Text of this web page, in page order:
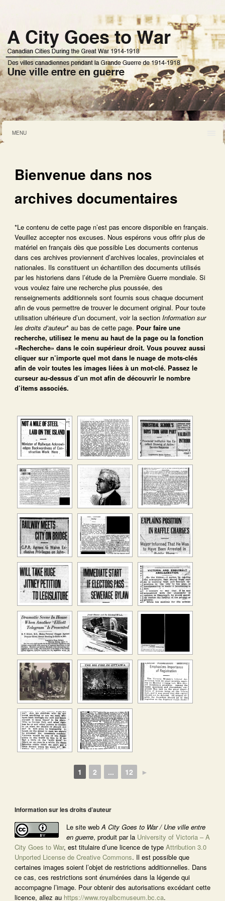
MENU
Bienvenue dans nos
archives documentaires
*Le contenu de cette page n’est pas encore disponible en français.
Veuillez accepter nos excuses. Nous espérons vous offrir plus de
matériel en français dès que possible Les documents contenus
dans ces archives proviennent d’archives locales, provinciales et
nationales. Ils constituent un échantillon des documents utilisés
par les historiens dans l’étude de la Première Guerre mondiale. Si
vous voulez faire une recherche plus poussée, des
renseignements additionnels sont fournis sous chaque document
afin de vous permettre de trouver le document original. Pour toute
utilisation ultérieure d’un document, voir la section Information sur
les droits d’auteur* au bas de cette page. Pour faire une
recherche, utilisez le menu au haut de la page ou la fonction
«Recherche» dans le coin supérieur droit. Vous pouvez aussi
cliquer sur n’importe quel mot dans le nuage de mots-clés
afin de voir toutes les images liées à un mot-clé. Passez le
curseur au-dessus d’un mot afin de découvrir le nombre
d’items associés.
1 2 ... 12 ►
Information sur les droits d’auteur
Le site webA City Goes to War / Une ville entre
en guerre, produit par la University of Victoria – A
City Goes to War, est titulaire d’une licence de type Attribution 3.0
Unported License de Creative Commons. Il est possible que
certaines images soient l’objet de restrictions additionnelles. Dans
ce cas, ces restrictions sont énumérées dans la légende qui
accompagne l’image. Pour obtenir des autorisations excédant cette
licence, allez au https://www.royalbcmuseum.bc.ca.